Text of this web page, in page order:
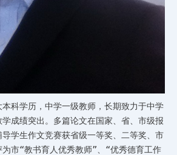
科学历，中学一级教师，长期致力于中学
成绩突出。多篇论文在国家、省、市级报
学生作文竞赛获省级一等奖、二等奖、市
市“教书育人优秀教师”、“优秀德育工作